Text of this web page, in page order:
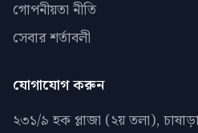
গোপনীয়তা নীতি
সেবার শর্তাবলী
যোগাযোগ করুন
২৩১/৯ হক প্লাজা (২য় তলা),